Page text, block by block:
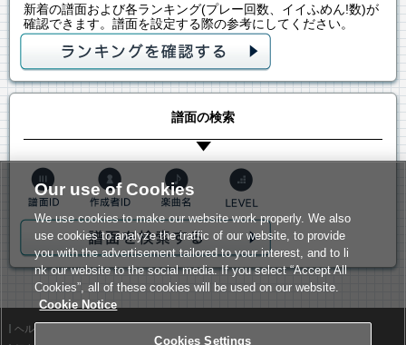
新着の譜面および各ランキング(プレー回数、イイふめん!数)が
確認できます。譜面を設定する際の参考にしてください。
譜面の検索
ヘルプ
Our use of Cookies
We use cookies to make our website work properly. We also
use cookies to analyze the traffic of our website, to provide
you with the advertisement tailored to your interest, and to li
nk our website to the social media. If you select “Accept All
Cookies”, all of these cookies will be used on our website.
Cookie Notice
Cookies Settings